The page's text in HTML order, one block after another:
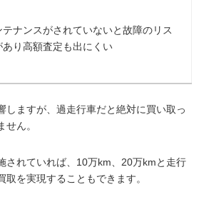
テナンスがされていないと故障のリス
あり高額査定も出にくい
しますが、過走行車だと絶対に買い取っ
ん。
されていれば、10万km、20万kmと走行
を実現することもできます。